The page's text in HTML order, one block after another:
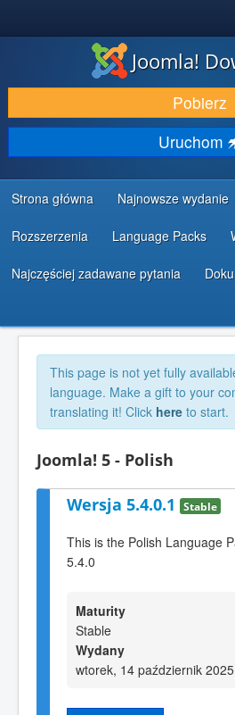
DODATKI I ROZSZERZENIA
ODKRYJ & POZNAJ
SPOŁECZNOŚĆ & WSPARCIE
ZASOBY DLA PROGRAMISTÓW
Joomla!
Pobierz
Uruchom
Strona główna Najnowsze wydanie
Rozszerzenia Language Packs
Najczęściej zadawane pytania
This page is not yet fully
language. Make a gift to your
translating it! Click here to start.
Joomla! 5 - Polish
Wersja 5.4.0.1 Stable
This is the Polish Language
5.4.0
Maturity
Stable
Wydany
wtorek, 14 październik